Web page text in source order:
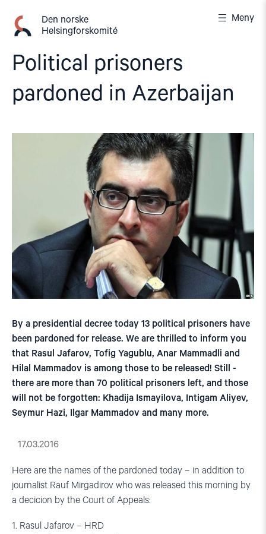
innhold
Den norske
Helsingforskomité
Meny
Political prisoners
pardoned in Azerbaijan
By a presidential decree today 13 political prisoners have
been pardoned for release. We are thrilled to inform you
that Rasul Jafarov, Tofig Yagublu, Anar Mammadli and
Hilal Mammadov is among those to be released! Still -
there are more than 70 political prisoners left, and those
will not be forgotten: Khadija Ismayilova, Intigam Aliyev,
Seymur Hazi, Ilgar Mammadov and many more.
17.03.2016
Here are the names of the pardoned today – in addition to
journalist Rauf Mirgadirov who was released this morning by
a decicion by the Court of Appeals:
1. Rasul Jafarov – HRD